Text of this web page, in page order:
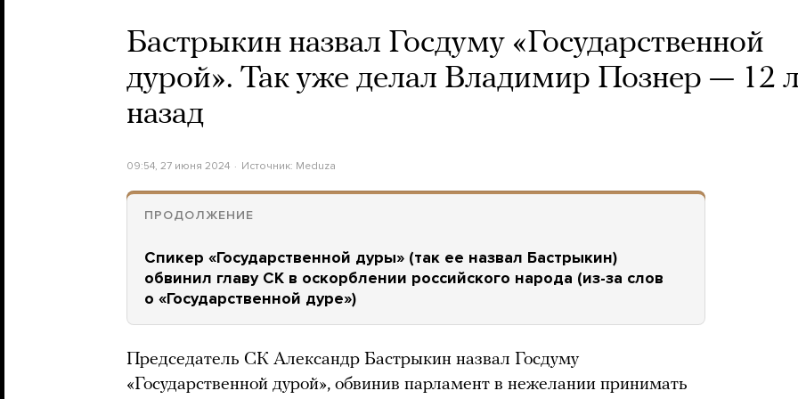
Бастрыкин назвал Госдуму «Государственной
дурой». Так уже делал Владимир Познер — 12
назад
09:54, 27 июня 2024 Источник: Meduza
ПРОДОЛЖЕНИЕ
Спикер «Государственной дуры» (так ее назвал Бастрыкин)
обвинил главу СК в оскорблении российского народа (из-за слов
о «Государственной дуре»)
Председатель СК Александр Бастрыкин назвал Госдуму
«Государственной дурой», обвинив парламент в нежелании принимать